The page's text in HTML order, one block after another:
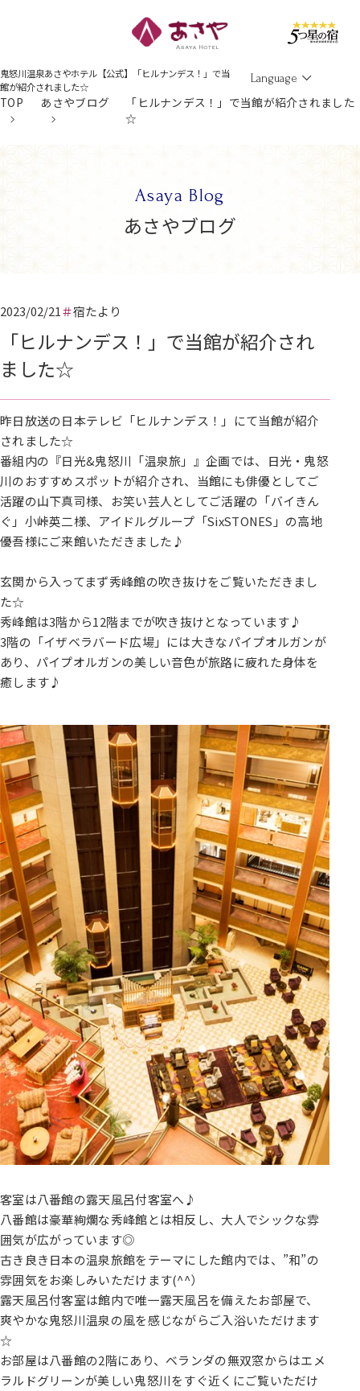
鬼怒川温泉あさやホテル【公式】「ヒルナンデス！」で当
館が紹介されました☆
Language
TOP あさやブログ
「ヒルナンデス！」で当館が紹介されました
☆
Asaya Blog
あさやブログ
2023/02/21 宿たより
「ヒルナンデス！」で当館が紹介され
ました☆
昨日放送の日本テレビ「ヒルナンデス！」にて当館が紹介
されました☆
番組内の『日光&鬼怒川「温泉旅」』企画では、日光・鬼怒
川のおすすめスポットが紹介され、当館にも俳優としてご
活躍の山下真司様、お笑い芸人としてご活躍の「バイきん
ぐ」小峠英二様、アイドルグループ「SixSTONES」の高地
優吾様にご来館いただきました♪
玄関から入ってまず秀峰館の吹き抜けをご覧いただきまし
た☆
秀峰館は3階から12階までが吹き抜けとなっています♪
3階の「イザベラバード広場」には大きなパイプオルガンが
あり、パイプオルガンの美しい音色が旅路に疲れた身体を
癒します♪
客室は八番館の露天風呂付客室へ♪
八番館は豪華絢爛な秀峰館とは相反し、大人でシックな雰
囲気が広がっています◎
古き良き日本の温泉旅館をテーマにした館内では、”和”の
雰囲気をお楽しみいただけます(^^）
露天風呂付客室は館内で唯一露天風呂を備えたお部屋で、
爽やかな鬼怒川温泉の風を感じながらご入浴いただけます
☆
お部屋は八番館の2階にあり、ベランダの無双窓からはエメ
ラルドグリーンが美しい鬼怒川をすぐ近くにご覧いただけ